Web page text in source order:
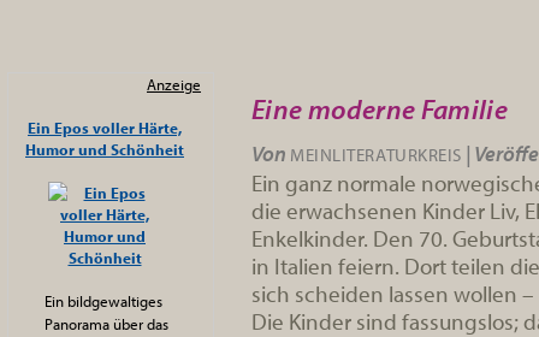
Eine moderne Familie
Von MEINLITERATURKREIS |
Ein ganz normale
die erwachsenen Kinder Liv,
Enkelkinder. Den 70.
in Italien feiern. Dort teilen
sich scheiden lassen wollen
Die Kinder sind fassungslos;
Anzeige
Ein Epos voller Härte,
Humor und Schönheit
Ein bildgewaltiges
Panorama über das